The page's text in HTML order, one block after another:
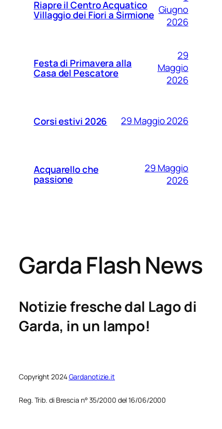
Riapre il Centro Acquatico
Villaggio dei Fiori a Sirmione Giugno
2026
Festa di Primavera alla
Casa del Pescatore
29
Maggio
2026
Corsi estivi 2026 29 Maggio 2026
Acquarello che
passione
29 Maggio
2026
Garda Flash News
Notizie fresche dal Lago di
Garda, in un lampo!
Copyright 2024Gardanotizie.it
Reg. Trib. di Brescia n° 35/2000 del 16/06/2000